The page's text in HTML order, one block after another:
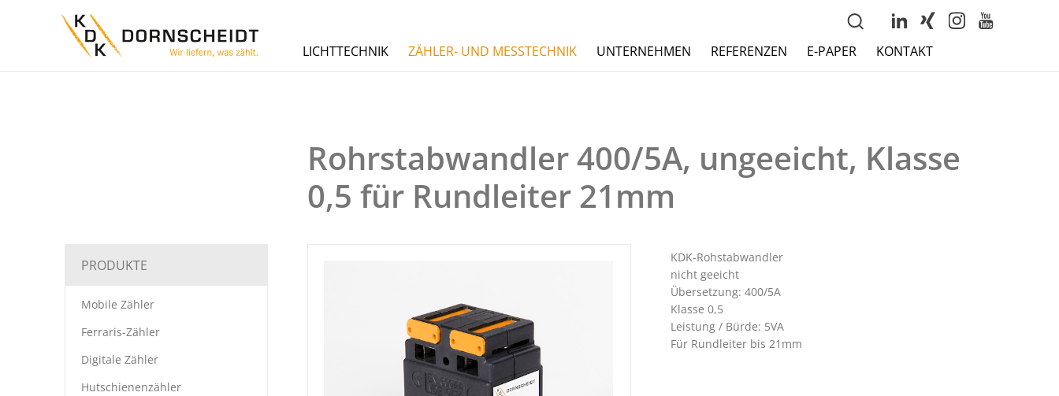
LICHTTECHNIK ZÄHLER- UND MESSTECHNIK UNTERNEHMEN REFERENZEN E-PAPER KONTAKT
PRODUKTE
Mobile Zähler
Ferraris-Zähler
Digitale Zähler
Hutschienenzähler
Rohrstabwandler 400/5A, ungeeicht, Klasse
0,5 für Rundleiter 21mm
KDK-Rohstabwandler
nicht geeicht
Übersetzung: 400/5A
Klasse 0,5
Leistung / Bürde: 5VA
Für Rundleiter bis 21mm